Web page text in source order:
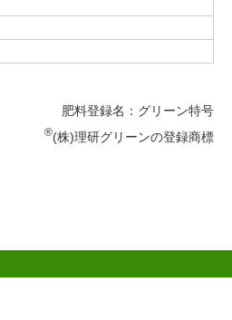
肥料登録名：グリーン特号
®(株)理研グリーンの登録商標